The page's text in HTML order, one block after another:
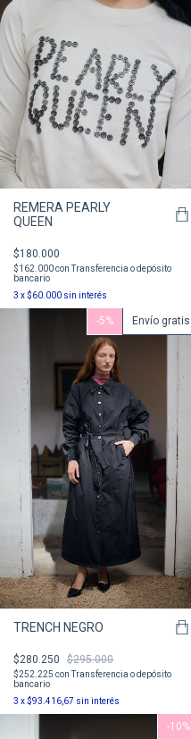
REMERA PEARLY
QUEEN
$180.000
$162.000con Transferencia o depósito
bancario
3 x$60.000 sin interés
-5% Envío gratis
TRENCH NEGRO
$280.250 $295.000
$252.225 con Transferencia o depósito
bancario
3 x$93.416,67 sin interés
-10%